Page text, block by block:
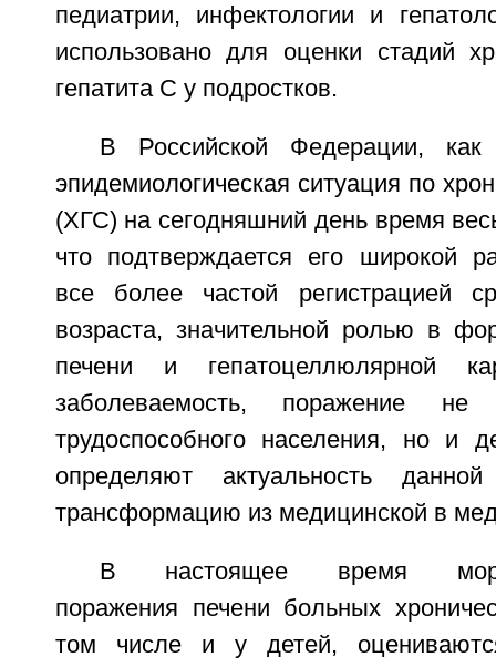
педиатрии, инфектологии и
использовано для оценки стадий
гепатита C у подростков.
В Российской Федерации,
эпидемиологическая ситуация по
(ХГС) на сегодняшний день время
что подтверждается его широкой
все более частой регистрацией
возраста, значительной ролью в
печени и гепатоцеллюлярной
заболеваемость, поражение не
трудоспособного населения, но и
определяют актуальность
трансформацию из медицинской в
В настоящее время
поражения печени больных
том числе и у детей,